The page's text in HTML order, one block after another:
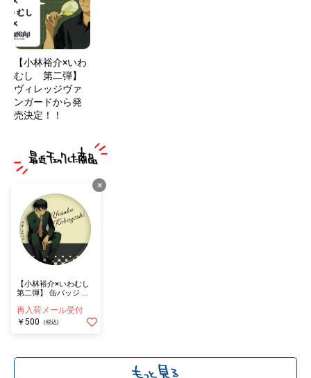
【小林裕介×いわ
むし 第二弾】
ヴィレッジヴァ
ンガードから発
売決定！！
×
【小林裕介×いわむし
第二弾】 缶バッジ ス
再入荷メール受付
￥500
(税込)